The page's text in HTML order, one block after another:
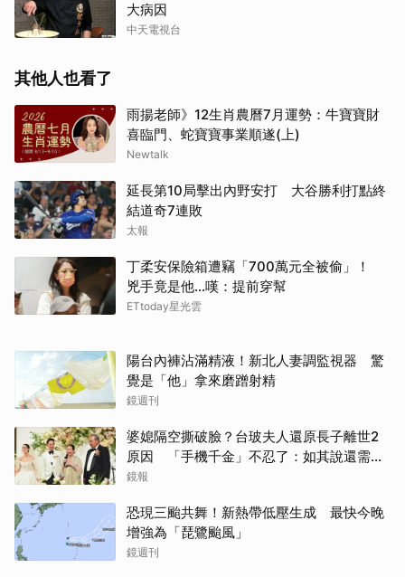
大病因
中天電視台
其他人也看了
雨揚老師》12生肖農曆7月運勢：牛寶寶財
喜臨門、蛇寶寶事業順遂(上)
Newtalk
延長第10局擊出內野安打 大谷勝利打點終
結道奇7連敗
太報
丁柔安保險箱遭竊「700萬元全被偷」！
兇手竟是他...嘆：提前穿幫
ETtoday星光雲
陽台內褲沾滿精液！新北人妻調監視器 驚
覺是「他」拿來磨蹭射精
鏡週刊
婆媳隔空撕破臉？台玻夫人還原長子離世2
原因 「手機千金」不忍了：如其說還需要
離開嗎？
鏡報
恐現三颱共舞！新熱帶低壓生成 最快今晚
增強為「琵鷺颱風」
鏡週刊
取消